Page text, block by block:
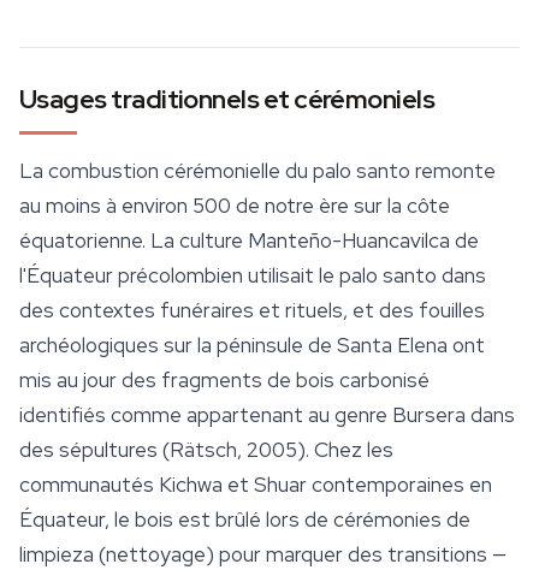
Usages traditionnels et cérémoniels
La combustion cérémonielle du palo santo remonte
au moins à environ 500 de notre ère sur la côte
équatorienne. La culture Manteño-Huancavilca de
l'Équateur précolombien utilisait le palo santo dans
des contextes funéraires et rituels, et des fouilles
archéologiques sur la péninsule de Santa Elena ont
mis au jour des fragments de bois carbonisé
identifiés comme appartenant au genre Bursera dans
des sépultures (Rätsch, 2005). Chez les
communautés Kichwa et Shuar contemporaines en
Équateur, le bois est brûlé lors de cérémonies de
limpieza (nettoyage) pour marquer des transitions —